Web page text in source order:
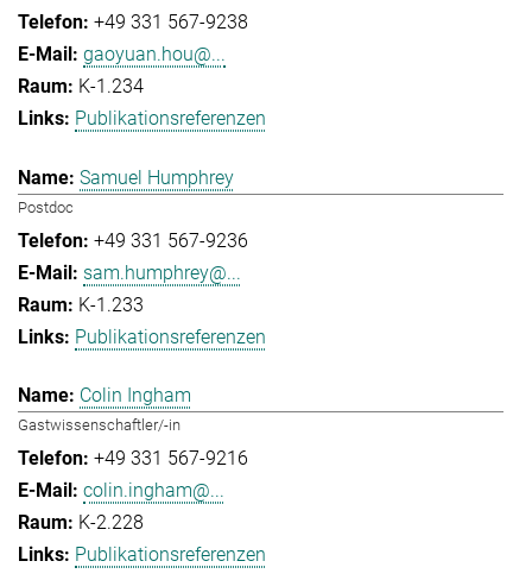
+49 331 567-9238
gaoyuan.hou@...
K-1.234
Publikationsreferenzen
Samuel Humphrey
Postdoc
+49 331 567-9236
sam.humphrey@...
K-1.233
Publikationsreferenzen
Colin Ingham
Gastwissenschaftler/-in
+49 331 567-9216
colin.ingham@...
K-2.228
Publikationsreferenzen